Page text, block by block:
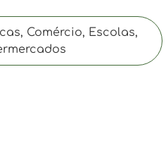
Comércio, Escolas,